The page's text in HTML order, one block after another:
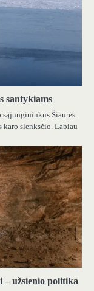
santykiams
sąjungininkus Šiaurės
slenksčio. Labiau
užsienio politika